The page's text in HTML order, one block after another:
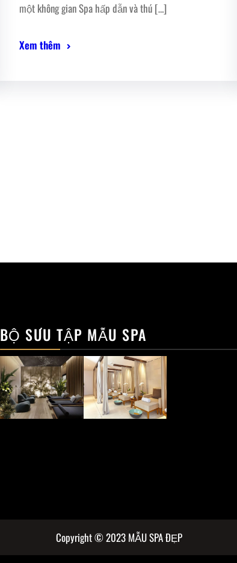
một không gian Spa hấp dẫn và thú […]
Xem thêm
BỘ SƯU TẬP MẪU SPA
Copyright © 2023 MẪU SPA ĐẸP